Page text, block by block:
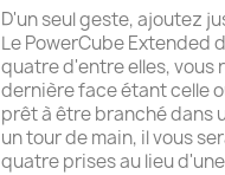
D'un seul geste, ajoutez
Le PowerCube Extended
quatre d'entre elles, vous
dernière face étant celle
prêt à être branché dans
un tour de main, il vous
quatre prises au lieu